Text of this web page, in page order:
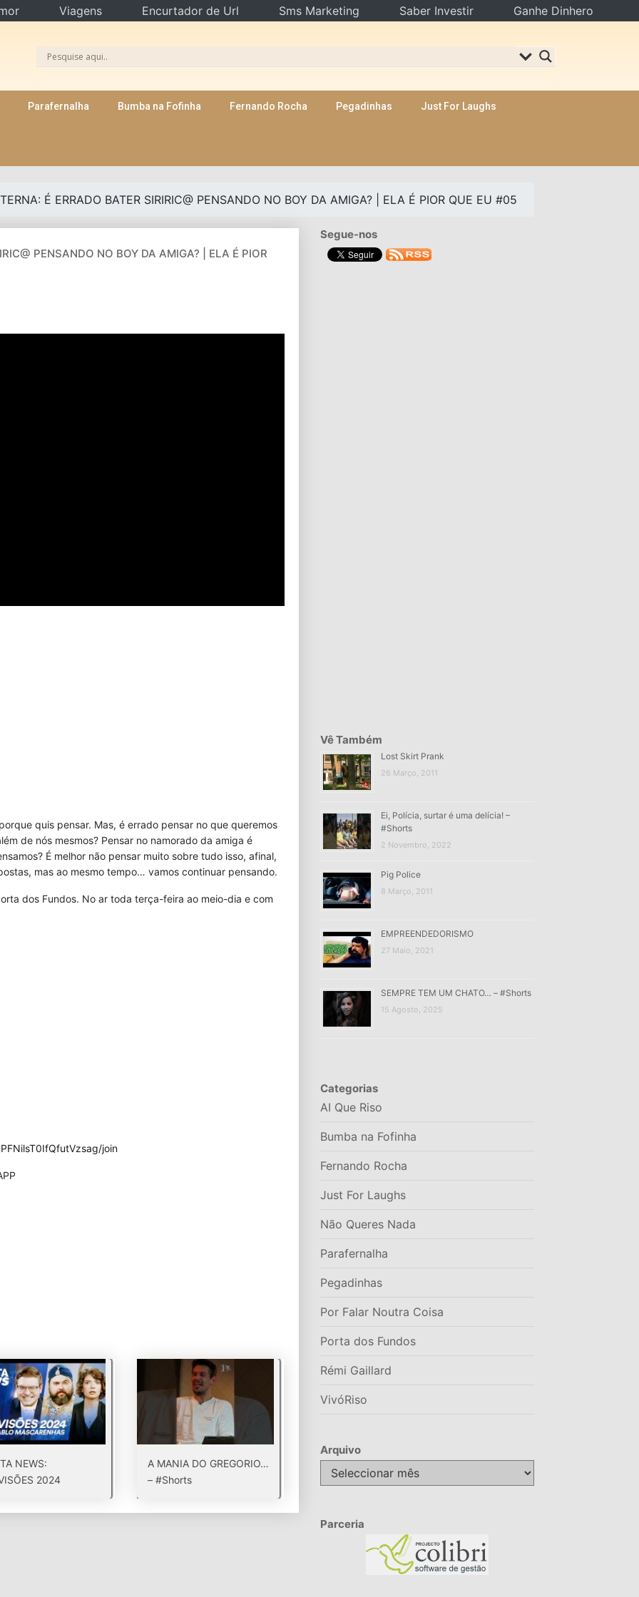
Parafernalha Bumba na Fofinha Fernando Rocha Pegadinhas Just For Laughs
É ERRADO BATER SIRIRIC@ PENSANDO NO BOY DA AMIGA? | ELA É PIOR QUE EU #05
PENSANDO NO BOY DA AMIGA? | ELA É PIOR
quis pensar. Mas, é errado pensar no que queremos
de nós mesmos? Pensar no namorado da amiga é
É melhor não pensar muito sobre tudo isso, afinal,
mas ao mesmo tempo… vamos continuar pensando.
dos Fundos. No ar toda terça-feira ao meio-dia e com
join
NEWS:
2024
A MANIA DO GREGORIO…
– #Shorts
Segue-nos
Vê Também
Lost Skirt Prank
26 Março, 2011
Ei, Polícia, surtar é uma delícia! –
#Shorts
2 Novembro, 2022
Pig Police
8 Março, 2011
EMPREENDEDORISMO
27 Maio, 2021
SEMPRE TEM UM CHATO… – #Shorts
15 Agosto, 2025
Categorias
AI Que Riso
Bumba na Fofinha
Fernando Rocha
Just For Laughs
Não Queres Nada
Parafernalha
Pegadinhas
Por Falar Noutra Coisa
Porta dos Fundos
Rémi Gaillard
VivóRiso
Arquivo
Arquivo
Parceria
Viagens Encurtador de Url Sms Marketing Saber Investir Ganhe Dinhero